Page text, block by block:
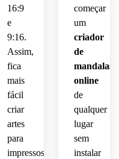
intricado
16:9
e
9:16.
Assim,
fica
mais
fácil
criar
artes
para
impressos,
começar
um
criador
de
mandalas
online
de
qualquer
lugar
sem
instalar